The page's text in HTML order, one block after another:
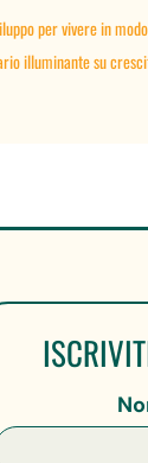
per vivere in
illuminante su